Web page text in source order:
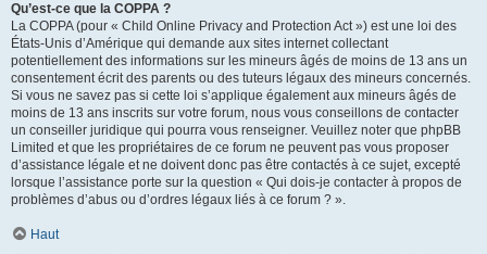
Qu’est-ce que la COPPA ?
La COPPA (pour « Child Online Privacy and Protection Act ») est une loi des
États-Unis d’Amérique qui demande aux sites internet collectant
potentiellement des informations sur les mineurs âgés de moins de 13 ans un
consentement écrit des parents ou des tuteurs légaux des mineurs concernés.
Si vous ne savez pas si cette loi s’applique également aux mineurs âgés de
moins de 13 ans inscrits sur votre forum, nous vous conseillons de contacter
un conseiller juridique qui pourra vous renseigner. Veuillez noter que phpBB
Limited et que les propriétaires de ce forum ne peuvent pas vous proposer
d’assistance légale et ne doivent donc pas être contactés à ce sujet, excepté
lorsque l’assistance porte sur la question « Qui dois-je contacter à propos de
problèmes d’abus ou d’ordres légaux liés à ce forum ? ».
Haut